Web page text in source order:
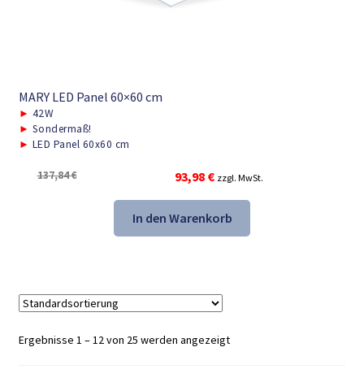
MARY LED Panel 60×60 cm
► 42W
► Sondermaß!
► LED Panel 60x60 cm
137,84€
Ursprünglicher
war:
137,84 €
93,98 €Aktueller
ist:
93,98 €.
zzgl. MwSt.
In den Warenkorb
Ergebnisse 1 – 12 von 25 werden angezeigt